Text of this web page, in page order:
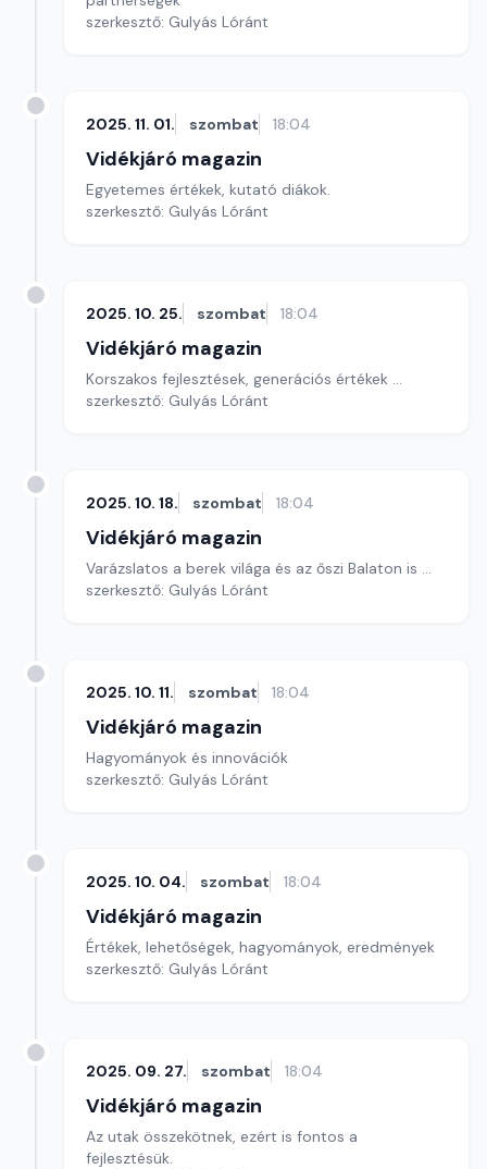
szerkesztő: Gulyás Lóránt
2025. 11. 01. szombat 18:04
Vidékjáró magazin
Egyetemes értékek, kutató diákok.
szerkesztő: Gulyás Lóránt
2025. 10. 25. szombat 18:04
Vidékjáró magazin
Korszakos fejlesztések, generációs értékek ...
szerkesztő: Gulyás Lóránt
2025. 10. 18. szombat 18:04
Vidékjáró magazin
Varázslatos a berek világa és az őszi Balaton is ...
szerkesztő: Gulyás Lóránt
2025. 10. 11. szombat 18:04
Vidékjáró magazin
Hagyományok és innovációk
szerkesztő: Gulyás Lóránt
2025. 10. 04. szombat 18:04
Vidékjáró magazin
Értékek, lehetőségek, hagyományok, eredmények
szerkesztő: Gulyás Lóránt
2025. 09. 27. szombat 18:04
Vidékjáró magazin
Az utak összekötnek, ezért is fontos a
fejlesztésük.